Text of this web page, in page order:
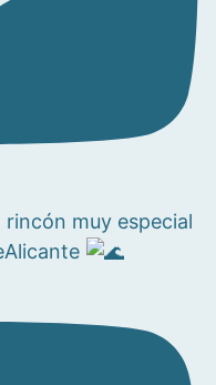
rincón muy especial